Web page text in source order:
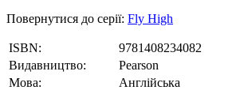
Повернутися до серії: Fly High
ISBN:
9781408234082
Видавництво:
Pearson
Мова:
Англійська